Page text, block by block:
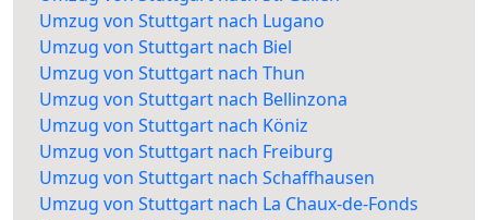
Umzug von Stuttgart nach Lugano
Umzug von Stuttgart nach Biel
Umzug von Stuttgart nach Thun
Umzug von Stuttgart nach Bellinzona
Umzug von Stuttgart nach Köniz
Umzug von Stuttgart nach Freiburg
Umzug von Stuttgart nach Schaffhausen
Umzug von Stuttgart nach La Chaux-de-Fonds